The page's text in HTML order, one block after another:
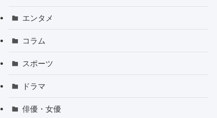
エンタメ
コラム
スポーツ
ドラマ
俳優・女優